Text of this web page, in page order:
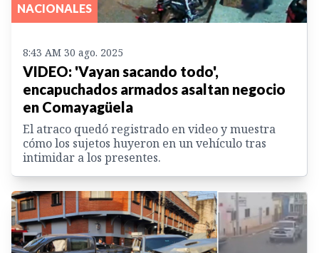
NACIONALES
8:43 AM 30 ago. 2025
VIDEO: 'Vayan sacando todo',
encapuchados armados asaltan negocio
en Comayagüela
El atraco quedó registrado en video y muestra
cómo los sujetos huyeron en un vehículo tras
intimidar a los presentes.